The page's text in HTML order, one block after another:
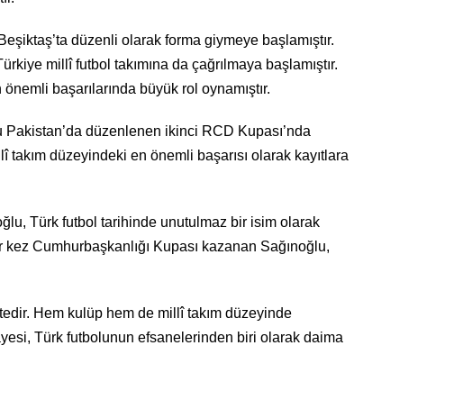
düzenli olarak forma giymeye başlamıştır.
millî futbol takımına da çağrılmaya başlamıştır.
başarılarında büyük rol oynamıştır.
düzenlenen ikinci RCD Kupası’nda
takım düzeyindeki en önemli başarısı olarak kayıtlara
Türk futbol tarihinde unutulmaz bir isim olarak
Cumhurbaşkanlığı Kupası kazanan Sağınoğlu,
Hem kulüp hem de millî takım düzeyinde
Türk futbolunun efsanelerinden biri olarak daima